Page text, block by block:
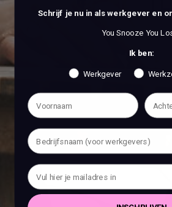
Schrijf je nu in als werkgever en
You Snooze You
Ik ben:
Werkgever